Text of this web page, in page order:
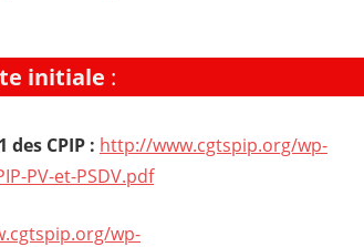
initiale :
CPIP : http://www.cgtspip.org/wp-
PV-et-PSDV.pdf
wp-